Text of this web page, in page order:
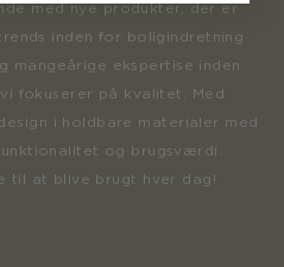
med nye produkter, der er
inden for boligindretning
mangeårige ekspertise inden
fokuserer på kvalitet. Med
i holdbare materialer med
og brugsværdi.
til at blive brugt hver dag!